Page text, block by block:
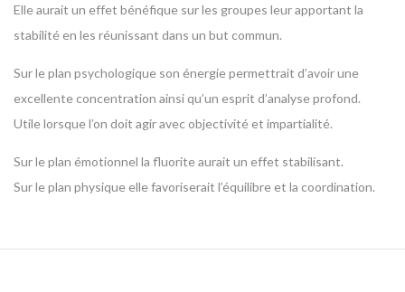
Elle aurait un effet bénéfique sur les groupes leur apportant la
stabilité en les réunissant dans un but commun.
Sur le plan psychologique son énergie permettrait d’avoir une
excellente concentration ainsi qu’un esprit d’analyse profond.
Utile lorsque l’on doit agir avec objectivité et impartialité.
Sur le plan émotionnel la fluorite aurait un effet stabilisant.
Sur le plan physique elle favoriserait l’équilibre et la coordination.